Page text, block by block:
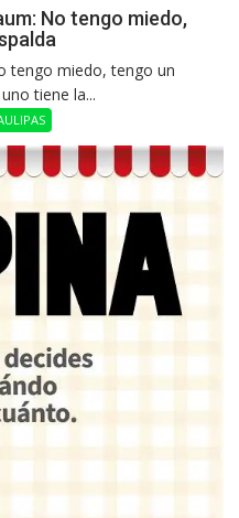
No tengo miedo,
tengo miedo, tengo un
tiene la...